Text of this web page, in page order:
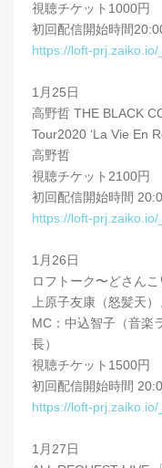
視聴チケット1000円
初回配信開始時間
https://loft-
1月25日
高野哲 THE BLACK
Tour2020 ‘La Vie En
高野哲
視聴チケット2100円
初回配信開始時間
https://loft-
1月26日
ロフトーク〜どさん
上原子友康（怒髪天
MC：中込智子（音楽
長）
視聴チケット1500円
初回配信開始時間
https://loft-
1月27日